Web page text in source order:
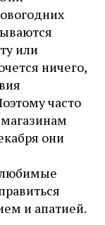
или
ничего,
часто
они
и апатией.